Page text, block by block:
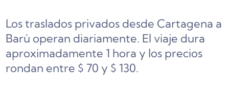
Los traslados privados desde Cartagena a
Barú operan diariamente. El viaje dura
aproximadamente 1 hora y los precios
rondan entre $ 70 y $ 130.